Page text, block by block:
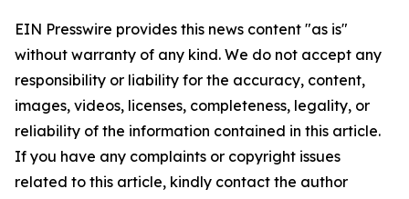
EIN Presswire provides this news content "as is"
without warranty of any kind. We do not accept any
responsibility or liability for the accuracy, content,
images, videos, licenses, completeness, legality, or
reliability of the information contained in this article.
If you have any complaints or copyright issues
related to this article, kindly contact the author